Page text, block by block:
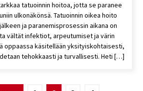
tatuoinnin hoitoa, jotta se paranee
ulkonäkönsä. Tatuoinnin oikea hoito
ja paranemisprosessin aikana on
vältät infektiot, arpeutumiset ja värin
oppaassa käsitellään yksityiskohtaisesti,
tehokkaasti ja turvallisesti. Heti […]